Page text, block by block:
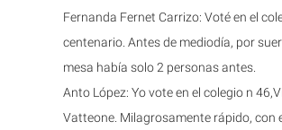
Fernanda Fernet Carrizo: Voté en el
centenario. Antes de mediodía, por
mesa había solo 2 personas antes.
Anto López: Yo vote en el colegio n
Vatteone. Milagrosamente rápido, con